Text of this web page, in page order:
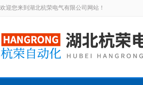
欢迎您来到湖北杭荣电气有限公司网站！